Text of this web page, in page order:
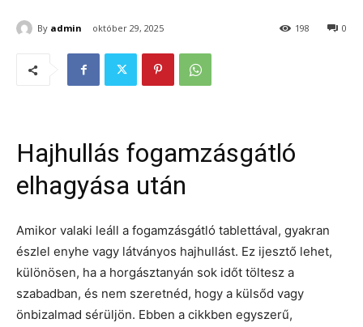
By admin október 29, 2025 0
198
Hajhullás fogamzásgátló
elhagyása után
Amikor valaki leáll a fogamzásgátló tablettával, gyakran
észlel enyhe vagy látványos hajhullást. Ez ijesztő lehet,
különösen, ha a horgásztanyán sok időt töltesz a
szabadban, és nem szeretnéd, hogy a külsőd vagy
önbizalmad sérüljön. Ebben a cikkben egyszerű,